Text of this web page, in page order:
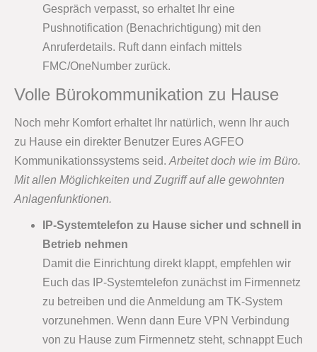
Gespräch verpasst, so erhaltet Ihr eine
Pushnotification (Benachrichtigung) mit den
Anruferdetails. Ruft dann einfach mittels
FMC/OneNumber zurück.
Volle Bürokommunikation zu Hause
Noch mehr Komfort erhaltet Ihr natürlich, wenn Ihr auch
zu Hause ein direkter Benutzer Eures AGFEO
Kommunikationssystems seid. Arbeitet doch wie im Büro.
Mit allen Möglichkeiten und Zugriff auf alle gewohnten
Anlagenfunktionen.
IP-Systemtelefon zu Hause sicher und schnell in
Betrieb nehmen
Damit die Einrichtung direkt klappt, empfehlen wir
Euch das IP-Systemtelefon zunächst im Firmennetz
zu betreiben und die Anmeldung am TK-System
vorzunehmen. Wenn dann Eure VPN Verbindung
von zu Hause zum Firmennetz steht, schnappt Euch